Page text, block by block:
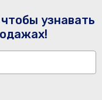
узнавать